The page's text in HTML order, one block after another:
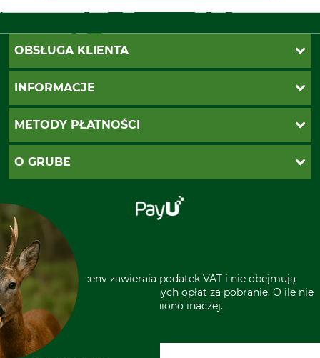
OBSŁUGA KLIENTA
Katalogi Grube
Ustawienia plików cookie
INFORMACJE
Koszty dostawy
Odstąpienie od zamówienia
METODY PŁATNOŚCI
PayU
O GRUBE
Kontakt
Grube w Europie
* Wszystkie ceny zawierają podatek VAT i nie obejmują
kosztów wysyłki lub ewentualnych opłat za pobranie. O ile nie
wyszczególniono inaczej.